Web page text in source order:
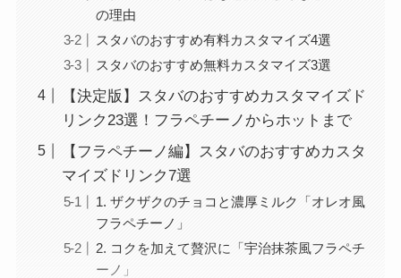
の理由
スタバのおすすめ有料カスタマイズ4選
スタバのおすすめ無料カスタマイズ3選
【決定版】スタバのおすすめカスタマイズド
リンク23選！フラペチーノからホットまで
【フラペチーノ編】スタバのおすすめカスタ
マイズドリンク7選
1. ザクザクのチョコと濃厚ミルク「オレオ風
フラペチーノ」
2. コクを加えて贅沢に「宇治抹茶風フラペチ
ーノ」